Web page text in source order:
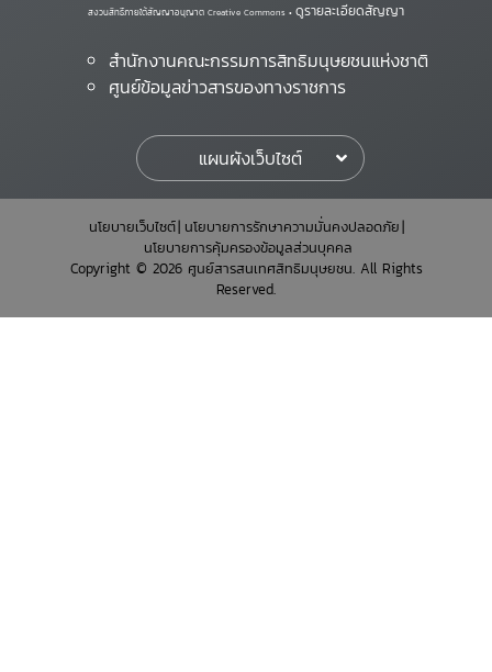
สงวนสิทธิ์ภายใต้สัญญาอนุญาต Creative Commons • ดูรายละเอียดสัญญา
สำนักงานคณะกรรมการสิทธิมนุษยชนแห่งชาติ
ศูนย์ข้อมูลข่าวสารของทางราชการ
แผนผังเว็บไซต์
นโยบายเว็บไซต์ นโยบายการรักษาความมั่นคงปลอดภัย
นโยบายการคุ้มครองข้อมูลส่วนบุคคล
Copyright © 2026 ศูนย์สารสนเทศสิทธิมนุษยชน. All Rights
Reserved.